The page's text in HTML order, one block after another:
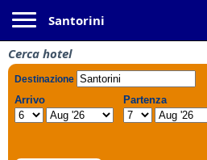
Santorini
Cerca hotel